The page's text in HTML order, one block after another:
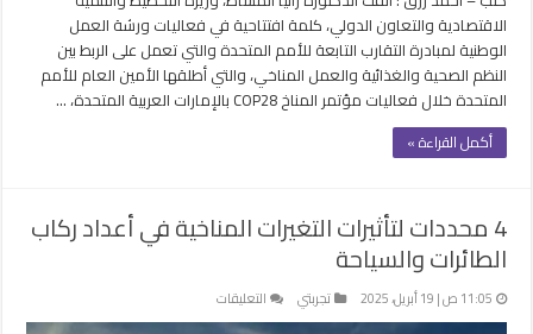
الاقتصادية والتعاون الدولي، كلمة افتتاحية في فعاليات ورشة العمل
الوطنية لمبادرة التقارب التابعة للأمم المتحدة والتي تعمل على الربط بين
النظم الصحية والغذائية والعمل المناخي، والتي أطلقها الأمين العام للأمم
المتحدة خلال فعاليات مؤتمر المناخ COP28 بالإمارات العربية المتحدة، …
أكمل القراءة »
4 محددات لتأثيرات التغيرات المناخية في أعداد ركاب
الطائرات والسياحة
11:05 ص | 19 أبريل، 2025 تجربتي التعليقات
4